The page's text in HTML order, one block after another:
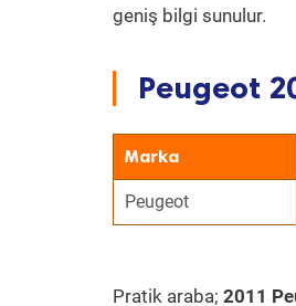
geniş bilgi sunulur.
Peugeot
Marka
Peugeot
Pratik araba; 2011